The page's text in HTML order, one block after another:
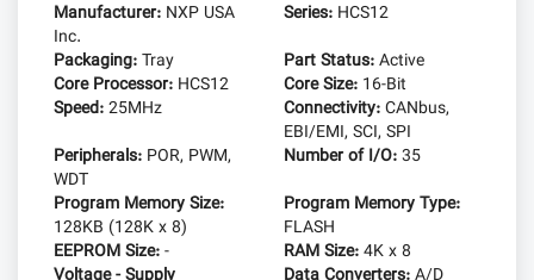
Manufacturer: NXP USA
Inc.
Series: HCS12
Packaging:Tray Part Status:Active
Core Processor: HCS12 Core Size: 16-Bit
Speed:25MHz Connectivity:CANbus,
EBI/EMI, SCI, SPI
Peripherals: POR, PWM,
WDT
Number of I/O:35
Program Memory Size:
128KB (128K x 8)
Program Memory Type:
FLASH
EEPROM Size:- RAM Size:4K x 8